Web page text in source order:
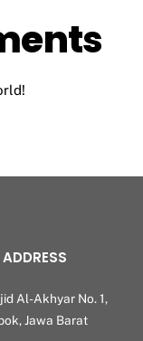
ADDRESS
Al-Akhyar No. 1,
Jawa Barat